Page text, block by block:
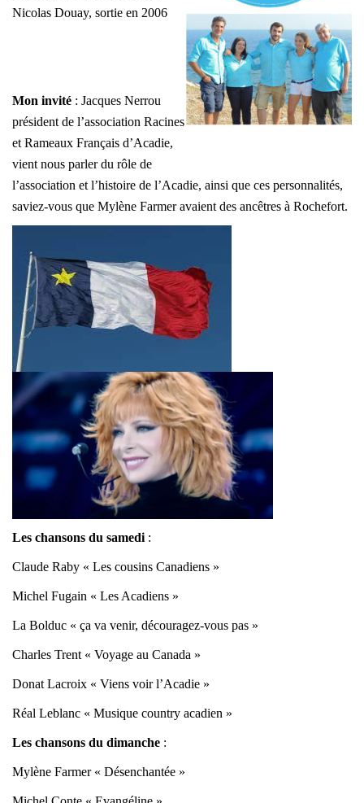
Nicolas Douay, sortie en 2006
Mon invité : Jacques Nerrou
président de l’association Racines
et Rameaux Français d’Acadie,
vient nous parler du rôle de
l’association et l’histoire de l’Acadie, ainsi que ces personnalités,
saviez-vous que Mylène Farmer avaient des ancêtres à Rochefort.
Les chansons du samedi :
Claude Raby « Les cousins Canadiens »
Michel Fugain « Les Acadiens »
La Bolduc « ça va venir, découragez-vous pas »
Charles Trent « Voyage au Canada »
Donat Lacroix « Viens voir l’Acadie »
Réal Leblanc « Musique country acadien »
Les chansons du dimanche :
Mylène Farmer « Désenchantée »